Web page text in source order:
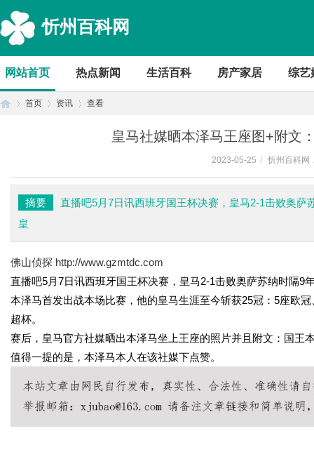
忻州百科网
网站首页 热点新闻 生活百科 房产家居 综艺
首页 资讯 查看
皇马社媒晒本泽马王座图+附文
2023-05-25 / 忻州百科网
摘要
直播吧5月7日讯西班牙国王杯决赛，皇马2-1击败奥
皇
佛山侦探 http://www.gzmtdc.com
直播吧5月7日讯西班牙国王杯决赛，皇马2-1击败奥萨苏纳时隔9
本泽马首发出战本场比赛，他的皇马生涯至今斩获25冠：5座欧
超杯。
赛后，皇马官方社媒晒出本泽马坐上王座的照片并且附文：国王
值得一提的是，本泽马本人在该社媒下点赞。